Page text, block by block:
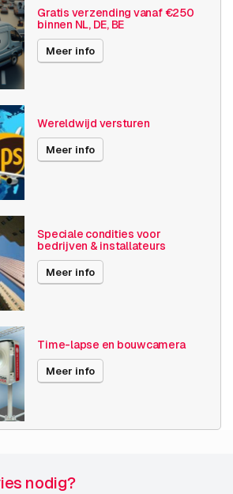
Dag en nacht
Invoer / uitvoer
Audio
SD opslag
P13
15W
01-02-2024
Gratis verzending vanaf €250
binnen NL, DE, BE
Meer info
Wereldwijd versturen
Meer info
Speciale condities voor
bedrijven & installateurs
Meer info
Time-lapse en bouwcamera
Meer info
nodig?